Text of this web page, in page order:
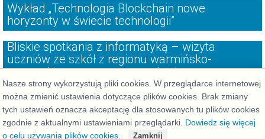
Wykład „Technologia Blockchain nowe
horyzonty w świecie technologii”
Bliskie spotkania z informatyką – wizyta
uczniów ze szkół z regionu warmińsko-
mazurskiego na naszym wydziale
Deklaracja dostępności
Nasze strony wykorzystują pliki cookies. W przeglądarce internetowej
można zmienić ustawienia dotyczące plików cookies. Brak zmiany
tych ustawień oznacza akceptację dla stosowanych tu plików cookies
zgodnie z aktualnymi ustawieniami przeglądarki. Dowiedz się więcej
o celu używania plików cookies.